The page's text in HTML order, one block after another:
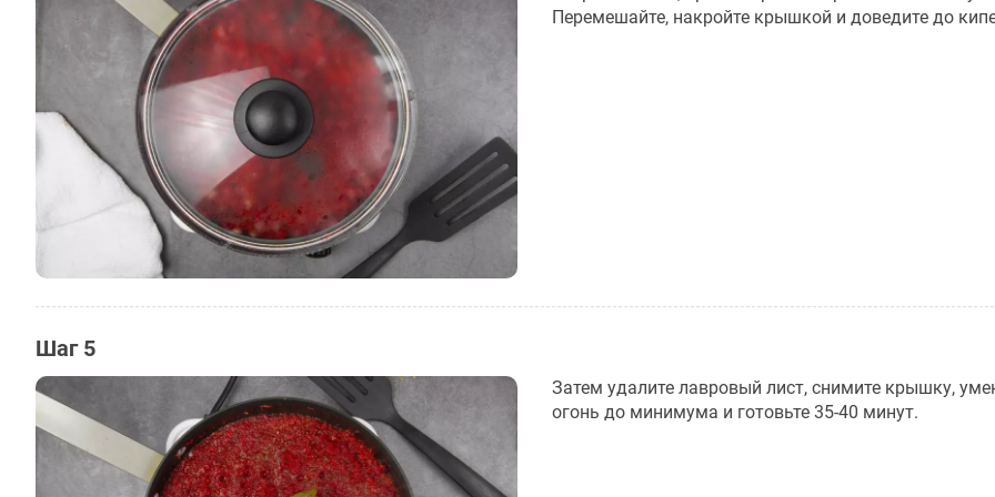
Перемешайте, накройте крышкой и доведите до
Шаг 5
Затем удалите лавровый лист, снимите крышку,
огонь до минимума и готовьте 35-40 минут.